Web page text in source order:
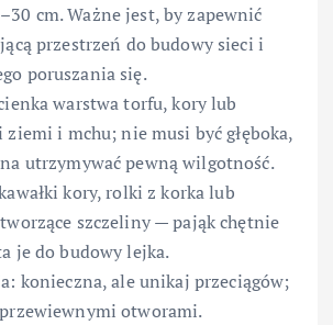
cm. Ważne jest, by zapewnić
przestrzeń do budowy sieci i
poruszania się.
warstwa torfu, kory lub
ziemi i mchu; nie musi być głęboka,
utrzymywać pewną wilgotność.
kory, rolki z korka lub
szczeliny — pająk chętnie
je do budowy lejka.
konieczna, ale unikaj przeciągów;
otworami.